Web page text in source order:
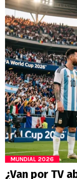
MUNDIAL 2026
¿Van por TV